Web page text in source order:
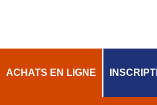
ACHATS EN LIGNE